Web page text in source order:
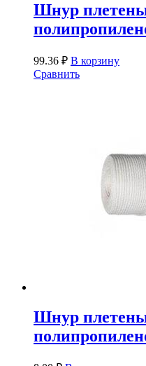
Шнур
99.36 ₽ В корзину
Сравнить
Шнур